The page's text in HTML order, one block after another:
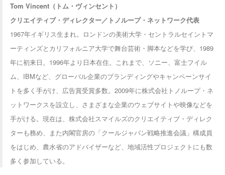
Tom Vincent（トム・ヴィンセント）
クリエイティブ・ディレクター／トノループ・ネットワーク代表
1967年イギリス生まれ。ロンドンの美術大学・セントラルセイントマ
ーティンズとカリフォルニア大学で舞台芸術・脚本などを学び、1989
年に初来日。1996年より日本在住。これまで、ソニー、富士フイル
ム、IBMなど、グローバル企業のブランディングやキャンペーンサイ
トを多く手がけ、広告賞受賞多数。2009年に株式会社トノループ・ネ
ットワークスを設立し、さまざまな企業のウェブサイトや映像などを
手がける。現在は、株式会社スマイルズのクリエイティブ・ディレク
ターも務め、また内閣官房の「クールジャパン戦略推進会議」構成員
をはじめ、農水省のアドバイザーなど、地域活性プロジェクトにも数
多く参加している。